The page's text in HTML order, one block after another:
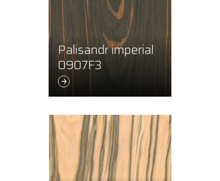
Palisandr imperial
0907F3